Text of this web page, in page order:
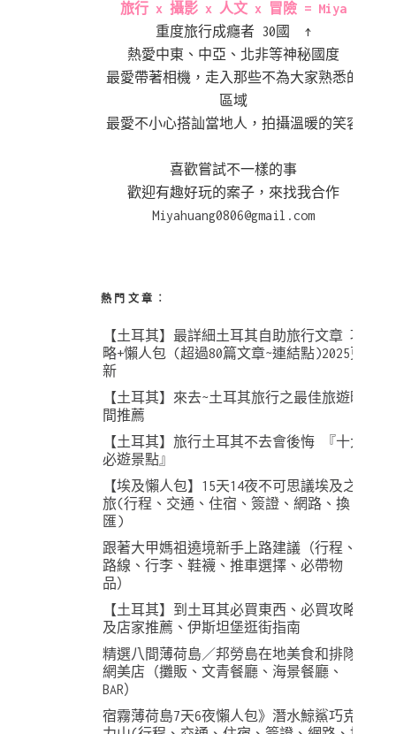
旅行 x 攝影 x 人文 x 冒險 = Miya
重度旅行成癮者 30國 ↑
熱愛中東、中亞、北非等神秘國度
最愛帶著相機，走入那些不為大家熟悉的
區域
最愛不小心搭訕當地人，拍攝溫暖的笑容
喜歡嘗試不一樣的事
歡迎有趣好玩的案子，來找我合作
Miyahuang0806@gmail.com
熱門文章︰
【土耳其】最詳細土耳其自助旅行文章 攻
略+懶人包 (超過80篇文章~連結點)2025更
新
【土耳其】來去~土耳其旅行之最佳旅遊時
間推薦
【土耳其】旅行土耳其不去會後悔 『十大
必遊景點』
【埃及懶人包】15天14夜不可思議埃及之
旅(行程、交通、住宿、簽證、網路、換
匯)
跟著大甲媽祖遶境新手上路建議（行程、
路線、行李、鞋襪、推車選擇、必帶物
品）
【土耳其】到土耳其必買東西、必買攻略
及店家推薦、伊斯坦堡逛街指南
精選八間薄荷島／邦勞島在地美食和排隊
網美店（攤販、文青餐廳、海景餐廳、
BAR）
宿霧薄荷島7天6夜懶人包》潛水鯨鯊巧克